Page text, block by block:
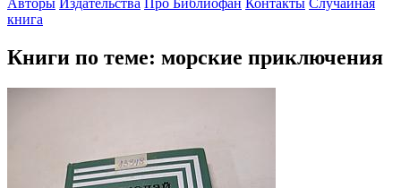
Авторы Издательства Про Библиофан Контакты Случайная
книга
Книги по теме: морские приключения